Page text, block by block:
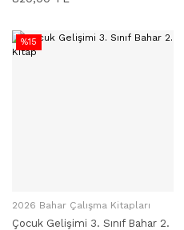
%15
SEPETE EKLE
2026 Bahar Çalışma Kitapları
Çocuk Gelişimi 3. Sınıf Bahar 2.